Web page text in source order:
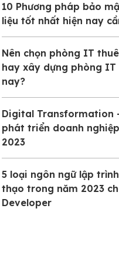
10 Phương pháp bảo
liệu tốt nhất hiện nay
Nên chọn phòng IT
hay xây dựng phòng IT
nay?
Digital Transformation
phát triển doanh
2023
5 loại ngôn ngữ lập
thạo trong năm 2023
Developer